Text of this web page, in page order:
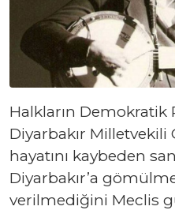
Halkların Demokratik
Diyarbakır Milletvekili
hayatını kaybeden
Diyarbakır’a
verilmediğini Meclis